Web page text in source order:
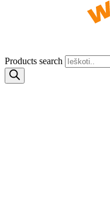
Products search